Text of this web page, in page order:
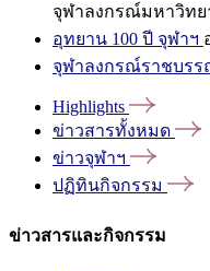
จุฬาลงกรณ์มหาวิทย
อุทยาน 100 ปี จุฬาฯ
จุฬาลงกรณ์ราชบรร
Highlights
ข่าวสารทั้งหมด
ข่าวจุฬาฯ
ปฏิทินกิจกรรม
ข่าวสารและกิจกรรม